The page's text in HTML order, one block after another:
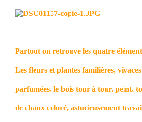
Partout on retrouve les quatre
Les fleurs et plantes familières,
parfumées, le bois tour à tour, peint,
de chaux coloré, astucieusement